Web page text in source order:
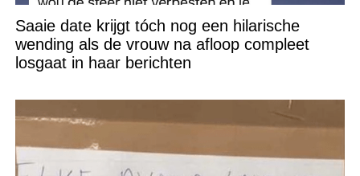
Saaie date krijgt tóch nog een hilarische
wending als de vrouw na afloop compleet
losgaat in haar berichten